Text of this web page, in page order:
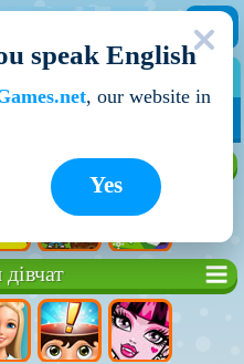
speak English
, our website in
Yes